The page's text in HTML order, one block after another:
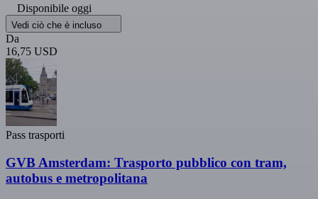
Disponibile oggi
Vedi ciò che è incluso
Da
16,75 USD
Pass trasporti
GVB Amsterdam: Trasporto pubblico con tram,
autobus e metropolitana